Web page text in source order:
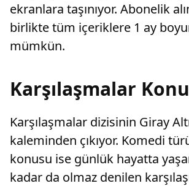
ekranlara taşınıyor. Abonelik
birlikte tüm içeriklere 1 ay
mümkün.
Karşılaşmalar
Karşılaşmalar dizisinin Giray
kaleminden çıkıyor. Komedi
konusu ise günlük hayatta
kadar da olmaz denilen